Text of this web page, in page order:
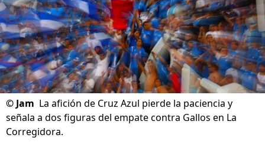
©Jam La afición de Cruz Azul pierde la paciencia y
señala a dos figuras del empate contra Gallos en La
Corregidora.